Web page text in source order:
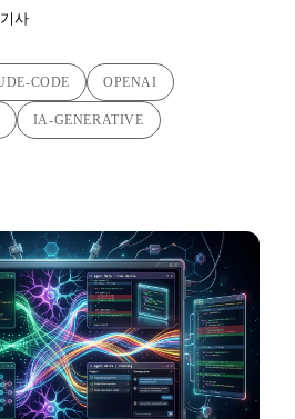
사
CODE OPENAI
IA-GENERATIVE